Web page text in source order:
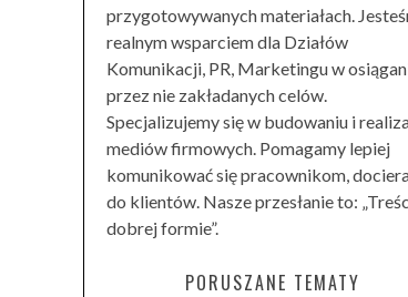
przygotowywanych materiałach.
realnym wsparciem dla Działów
Komunikacji, PR, Marketingu w
przez nie zakładanych celów.
Specjalizujemy się w budowaniu i
mediów firmowych. Pomagamy lepiej
komunikować się pracownikom,
do klientów. Nasze przesłanie to:
dobrej formie”.
PORUSZANE TEMATY